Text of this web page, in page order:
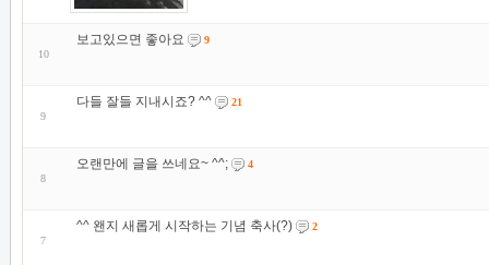
10
보고있으면 좋아요 9
9
다들 잘들 지내시죠? ^^ 21
8
오랜만에 글을 쓰네요~ ^^; 4
7
^^ 왠지 새롭게 시작하는 기념 축사(?) 2